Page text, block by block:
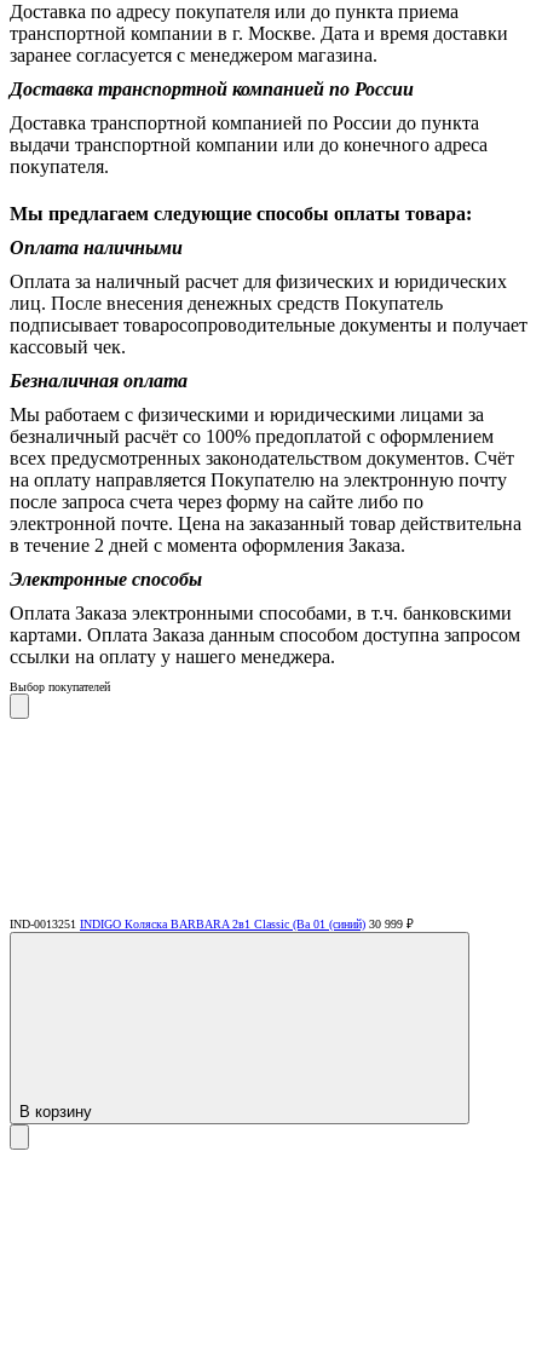
Доставка по адресу покупателя или до пункта приема
транспортной компании в г. Москве. Дата и время доставки
заранее согласуется с менеджером магазина.
Доставка транспортной компанией по России
Доставка транспортной компанией по России до пункта
выдачи транспортной компании или до конечного адреса
покупателя.
Мы предлагаем следующие способы оплаты товара:
Оплата наличными
Оплата за наличный расчет для физических и юридических
лиц. После внесения денежных средств Покупатель
подписывает товаросопроводительные документы и получает
кассовый чек.
Безналичная оплата
Мы работаем с физическими и юридическими лицами за
безналичный расчёт со 100% предоплатой с оформлением
всех предусмотренных законодательством документов. Счёт
на оплату направляется Покупателю на электронную почту
после запроса счета через форму на сайте либо по
электронной почте. Цена на заказанный товар действительна
в течение 2 дней с момента оформления Заказа.
Электронные способы
Оплата Заказа электронными способами, в т.ч. банковскими
картами. Оплата Заказа данным способом доступна запросом
ссылки на оплату у нашего менеджера.
Выбор покупателей
IND-0013251 INDIGO Коляска BARBARA 2в1 Classic (Ba 01 (синий) 30 999 ₽
В корзину